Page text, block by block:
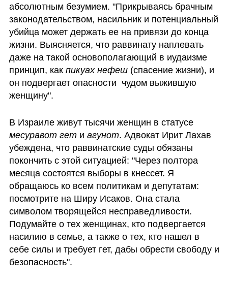
абсолютным безумием. "Прикрываясь брачным
законодательством, насильник и потенциальный
убийца может держать ее на привязи до конца
жизни. Выясняется, что раввинату наплевать
даже на такой основополагающий в иудаизме
принцип, как пикуах нефеш (спасение жизни), и
он подвергает опасности  чудом выжившую
женщину".
В Израиле живут тысячи женщин в статусе
месуравот гет и агунот. Адвокат Ирит Лахав
убеждена, что раввинатские суды обязаны
покончить с этой ситуацией: "Через полтора
месяца состоятся выборы в кнессет. Я
обращаюсь ко всем политикам и депутатам:
посмотрите на Ширу Исаков. Она стала
символом творящейся несправедливости.
Подумайте о тех женщинах, кто подвергается
насилию в семье, а также о тех, кто нашел в
себе силы и требует гет, дабы обрести свободу и
безопасность".